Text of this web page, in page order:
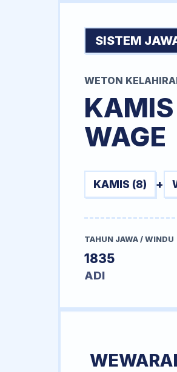
SISTEM
WETON
KAMIS
WAGE
KAMIS (8) +
TAHUN JAWA / WINDU
1835
ADI